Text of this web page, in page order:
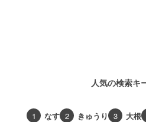
人気の検索キ
1 なす 2 きゅうり 3 大根